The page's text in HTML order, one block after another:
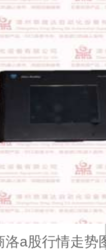
a股行情走势